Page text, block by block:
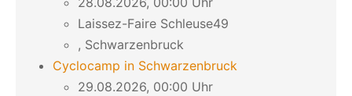
Laissez-Faire Schleuse49
, Schwarzenbruck
Cyclocamp in Schwarzenbruck
29.08.2026, 00:00 Uhr